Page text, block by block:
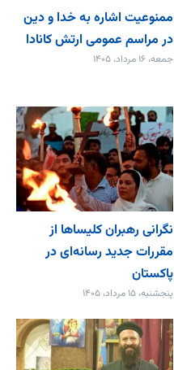
ممنوعیت اشاره به خدا و دین
در مراسم عمومی ارتش کانادا
جمعه، ۱۶ مرداد، ۱۴۰۵
نگرانی رهبران کلیساها از
مقررات جدید رسانه‌ای در
پاکستان
پنجشنبه، ۱۵ مرداد، ۱۴۰۵